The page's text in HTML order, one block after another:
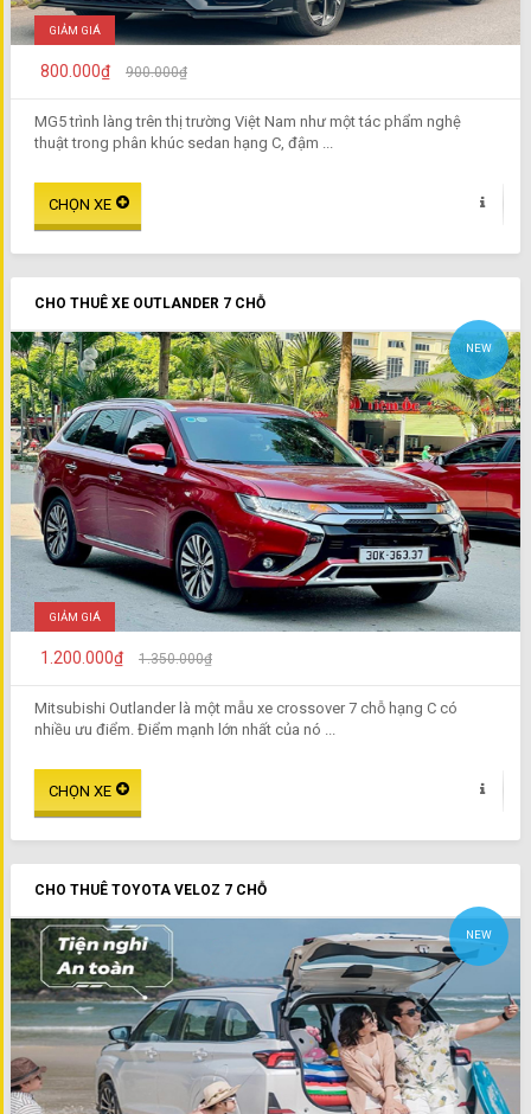
GIẢM GIÁ
800.000₫ 900.000₫
MG5 trình làng trên thị trường Việt Nam như một tác phẩm nghệ
thuật trong phân khúc sedan hạng C, đậm ...
CHO THUÊ XE OUTLANDER 7 CHỖ
NEW
GIẢM GIÁ
1.200.000₫ 1.350.000₫
Mitsubishi Outlander là một mẫu xe crossover 7 chỗ hạng C có
nhiều ưu điểm. Điểm mạnh lớn nhất của nó ...
CHO THUÊ TOYOTA VELOZ 7 CHỖ
NEW